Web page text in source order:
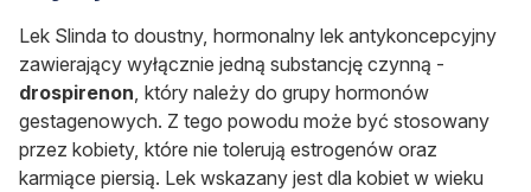
Lek Slinda to doustny, hormonalny lek antykoncepcyjny
zawierający wyłącznie jedną substancję czynną -
drospirenon , który należy do grupy hormonów
gestagenowych. Z tego powodu może być stosowany
przez kobiety, które nie tolerują estrogenów oraz
karmiące piersią. Lek wskazany jest dla kobiet w wieku